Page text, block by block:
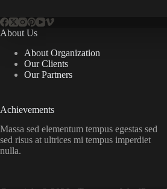
About Us
About Organization
Our Clients
Our Partners
Achievements
Massa sed elementum tempus egestas sed
sed risus at ultrices mi tempus imperdiet
nulla.